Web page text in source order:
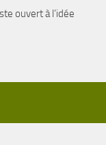
ouvert à l’idée